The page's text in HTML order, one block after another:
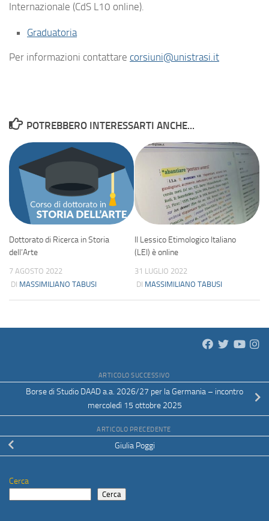
Internazionale (CdS L10 online).
Graduatoria
Per informazioni contattare corsiuni@unistrasi.it
POTREBBERO INTERESSARTI ANCHE...
Dottorato di Ricerca in Storia
dell’Arte
7 AGOSTO 2022
DI MASSIMILIANO TABUSI
Il Lessico Etimologico Italiano
(LEI) è online
31 LUGLIO 2022
DI MASSIMILIANO TABUSI
ARTICOLO SUCCESSIVO
Borse di Studio DAAD a.a. 2026/27 per la Germania – incontro
mercoledì 15 ottobre 2025
ARTICOLO PRECEDENTE
Giulia Poggi
Cerca
Cerca